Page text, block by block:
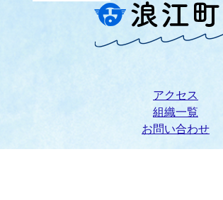
アクセス
組織一覧
お問い合わせ